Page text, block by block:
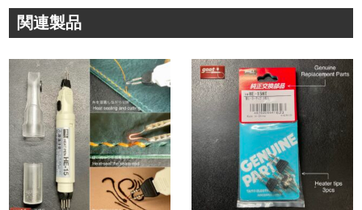
・
ー蝋引き加工についてー
の【糸の浮き(縫い戻り)が無い】最適な状態を目指しまし
た。
手作業で蝋引きした時の、糸表面だけの蝋引きとは異な
り、蝋を溶かして【糸の芯まで浸透】させています。
・
ー色数ー
【全70色】あります。
作品の色味に合わせて、微妙な色加減にも対応出来る様に
関連製品